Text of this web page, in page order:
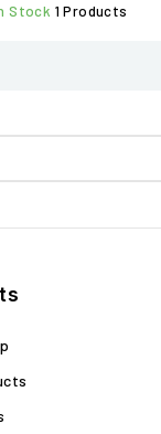
Stock 1 Products